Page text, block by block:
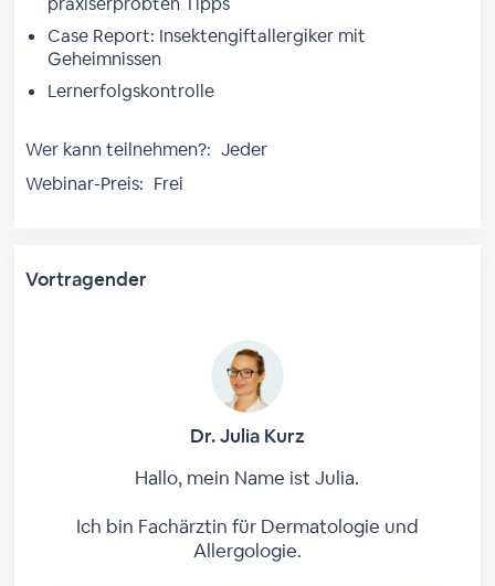
Case Report: Insektengiftallergiker mit
Geheimnissen
Lernerfolgskontrolle
Wer kann teilnehmen?: Jeder
Webinar-Preis: Frei
Vortragender
Dr. Julia Kurz
Hallo, mein Name ist Julia.
Ich bin Fachärztin für Dermatologie und
Allergologie.